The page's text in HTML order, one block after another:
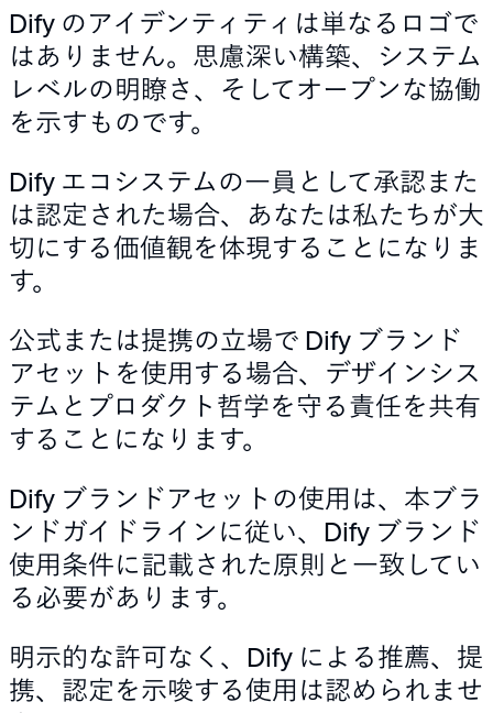
Dify のアイデンティティは単なるロゴで
はありません。思慮深い構築、システム
レベルの明瞭さ、そしてオープンな協働
を示すものです。
Dify エコシステムの一員として承認また
は認定された場合、あなたは私たちが大
切にする価値観を体現することになりま
す。
公式または提携の立場で Dify ブランド
アセットを使用する場合、デザインシス
テムとプロダクト哲学を守る責任を共有
することになります。
Dify ブランドアセットの使用は、本ブラ
ンドガイドラインに従い、Dify ブランド
使用条件に記載された原則と一致してい
る必要があります。
明示的な許可なく、Dify による推薦、提
携、認定を示唆する使用は認められませ